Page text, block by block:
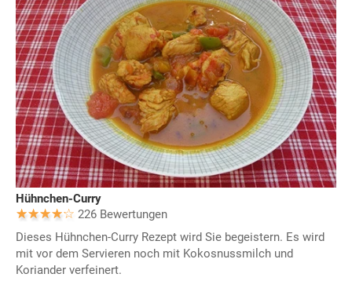
Hühnchen-Curry
226 Bewertungen
Dieses Hühnchen-Curry Rezept wird Sie begeistern. Es wird
mit vor dem Servieren noch mit Kokosnussmilch und
Koriander verfeinert.